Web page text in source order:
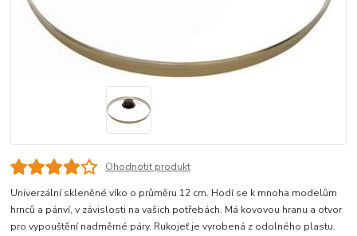
Ohodnotit produkt
Univerzální skleněné víko o průměru 12 cm. Hodí se k mnoha modelům
hrnců a pánví, v závislosti na vašich potřebách. Má kovovou hranu a otvor
pro vypouštění nadměrné páry. Rukojeť je vyrobená z odolného plastu.